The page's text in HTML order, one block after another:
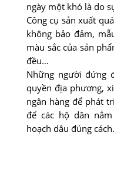
ngày một khó là do
Công cụ sản xuất
không bảo đảm,
màu sắc của sản
đều…
Những người đứng
quyền địa phương,
ngân hàng để phát
để các hộ dân
hoạch dâu đúng